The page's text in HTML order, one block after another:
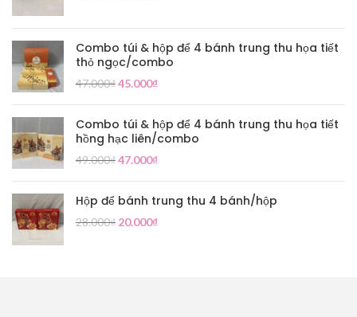
Combo túi & hộp để 4 bánh trung thu họa tiết
thỏ ngọc/combo
47.000₫45.000₫
Combo túi & hộp để 4 bánh trung thu họa tiết
hồng hạc liên/combo
49.000₫47.000₫
Hộp để bánh trung thu 4 bánh/hộp
28.000₫ 20.000₫